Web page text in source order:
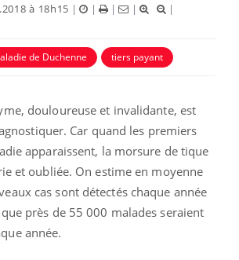
à 18h15 | | | |
|
de Duchenne tiers payant
douloureuse et invalidante, est
Car quand les premiers
apparaissent, la morsure de tique
et oubliée. On estime en moyenne
cas sont détectés chaque année
près de 55 000 malades seraient
année.